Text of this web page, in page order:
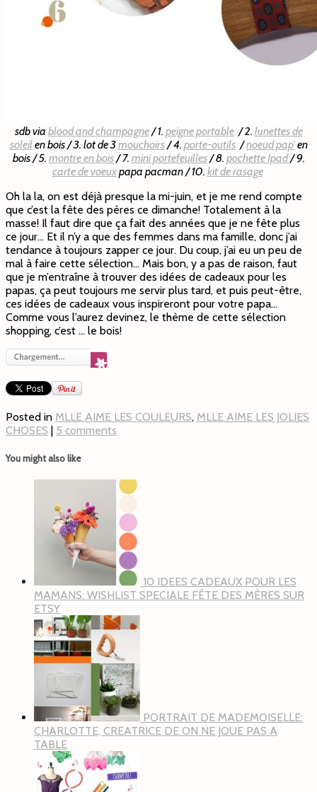
sdb via blood and champagne/ 1. peigne portable/ 2. lunettes de
soleilen bois / 3. lot de 3mouchoirs/ 4. porte-outils/noeud pap’en
bois / 5. montre en bois/ 7. mini portefeuilles/ 8. pochette Ipad/ 9.
carte de voeuxpapa pacman / 10. kit de rasage
Oh la la, on est déjà presque la mi-juin, et je me rend compte
que c’est la fête des pères ce dimanche! Totalement à la
masse! Il faut dire que ça fait des années que je ne fête plus
ce jour… Et il n’y a que des femmes dans ma famille, donc j’ai
tendance à toujours zapper ce jour. Du coup, j’ai eu un peu de
mal à faire cette sélection… Mais bon, y a pas de raison, faut
que je m’entraîne à trouver des idées de cadeaux pour les
papas, ça peut toujours me servir plus tard, et puis peut-être,
ces idées de cadeaux vous inspireront pour votre papa…
Comme vous l’aurez devinez, le thème de cette sélection
shopping, c’est … le bois!
Posted in MLLE AIME LES COULEURS, MLLE AIME LES JOLIES
CHOSES | 5 comments
You might also like
10 IDEES CADEAUX POUR LES
MAMANS: WISHLIST SPECIALE FÊTE DES MÈRES SUR
ETSY
PORTRAIT DE MADEMOISELLE:
CHARLOTTE, CREATRICE DE ON NE JOUE PAS A
TABLE